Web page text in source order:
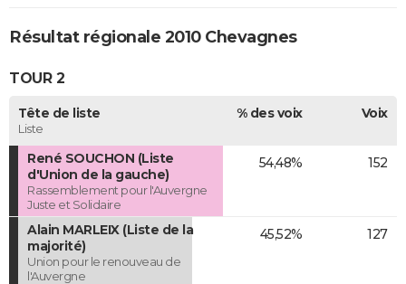
Résultat régionale 2010 Chevagnes
TOUR 2
Tête de liste
Liste
% des voix Voix
René SOUCHON (Liste
d'Union de la gauche)
Rassemblement pour l'Auvergne
Juste et Solidaire
54,48% 152
Alain MARLEIX (Liste de la
majorité)
Union pour le renouveau de
l'Auvergne
45,52% 127